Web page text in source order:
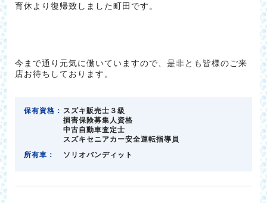
育休より復帰致しました町田です。
今まで通り元気に働いていますので、是非とも皆様のご来
店お待ちしております。
保有資格： スズキ販売士３級
損害保険募集人資格
中古自動車査定士
スズキセニアカー安全運転指導員
所有車：
ソリオバンディット